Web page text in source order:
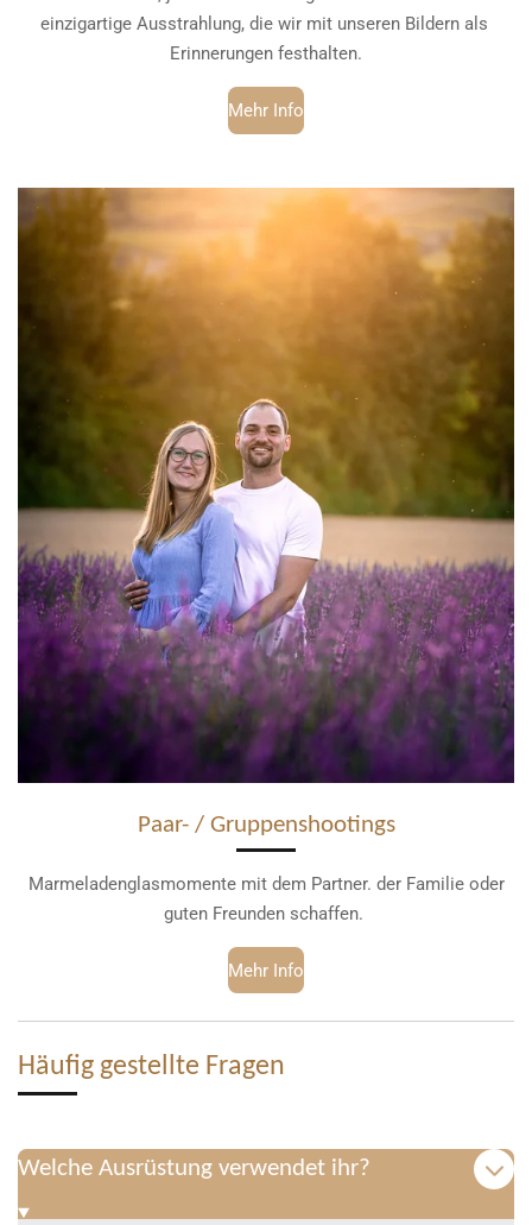
einzigartige Ausstrahlung, die wir mit unseren Bildern als
Erinnerungen festhalten.
Mehr Info
Paar- / Gruppenshootings
Marmeladenglasmomente mit dem Partner. der Familie oder
guten Freunden schaffen.
Mehr Info
Häufig gestellte Fragen
Welche Ausrüstung verwendet ihr?